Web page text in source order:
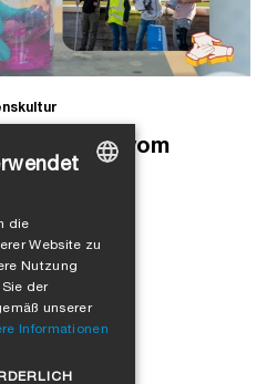
berichtet vom
laden
ENGLISH
FRENCH
die
Website zu
Nutzung
der
unserer
Informationen